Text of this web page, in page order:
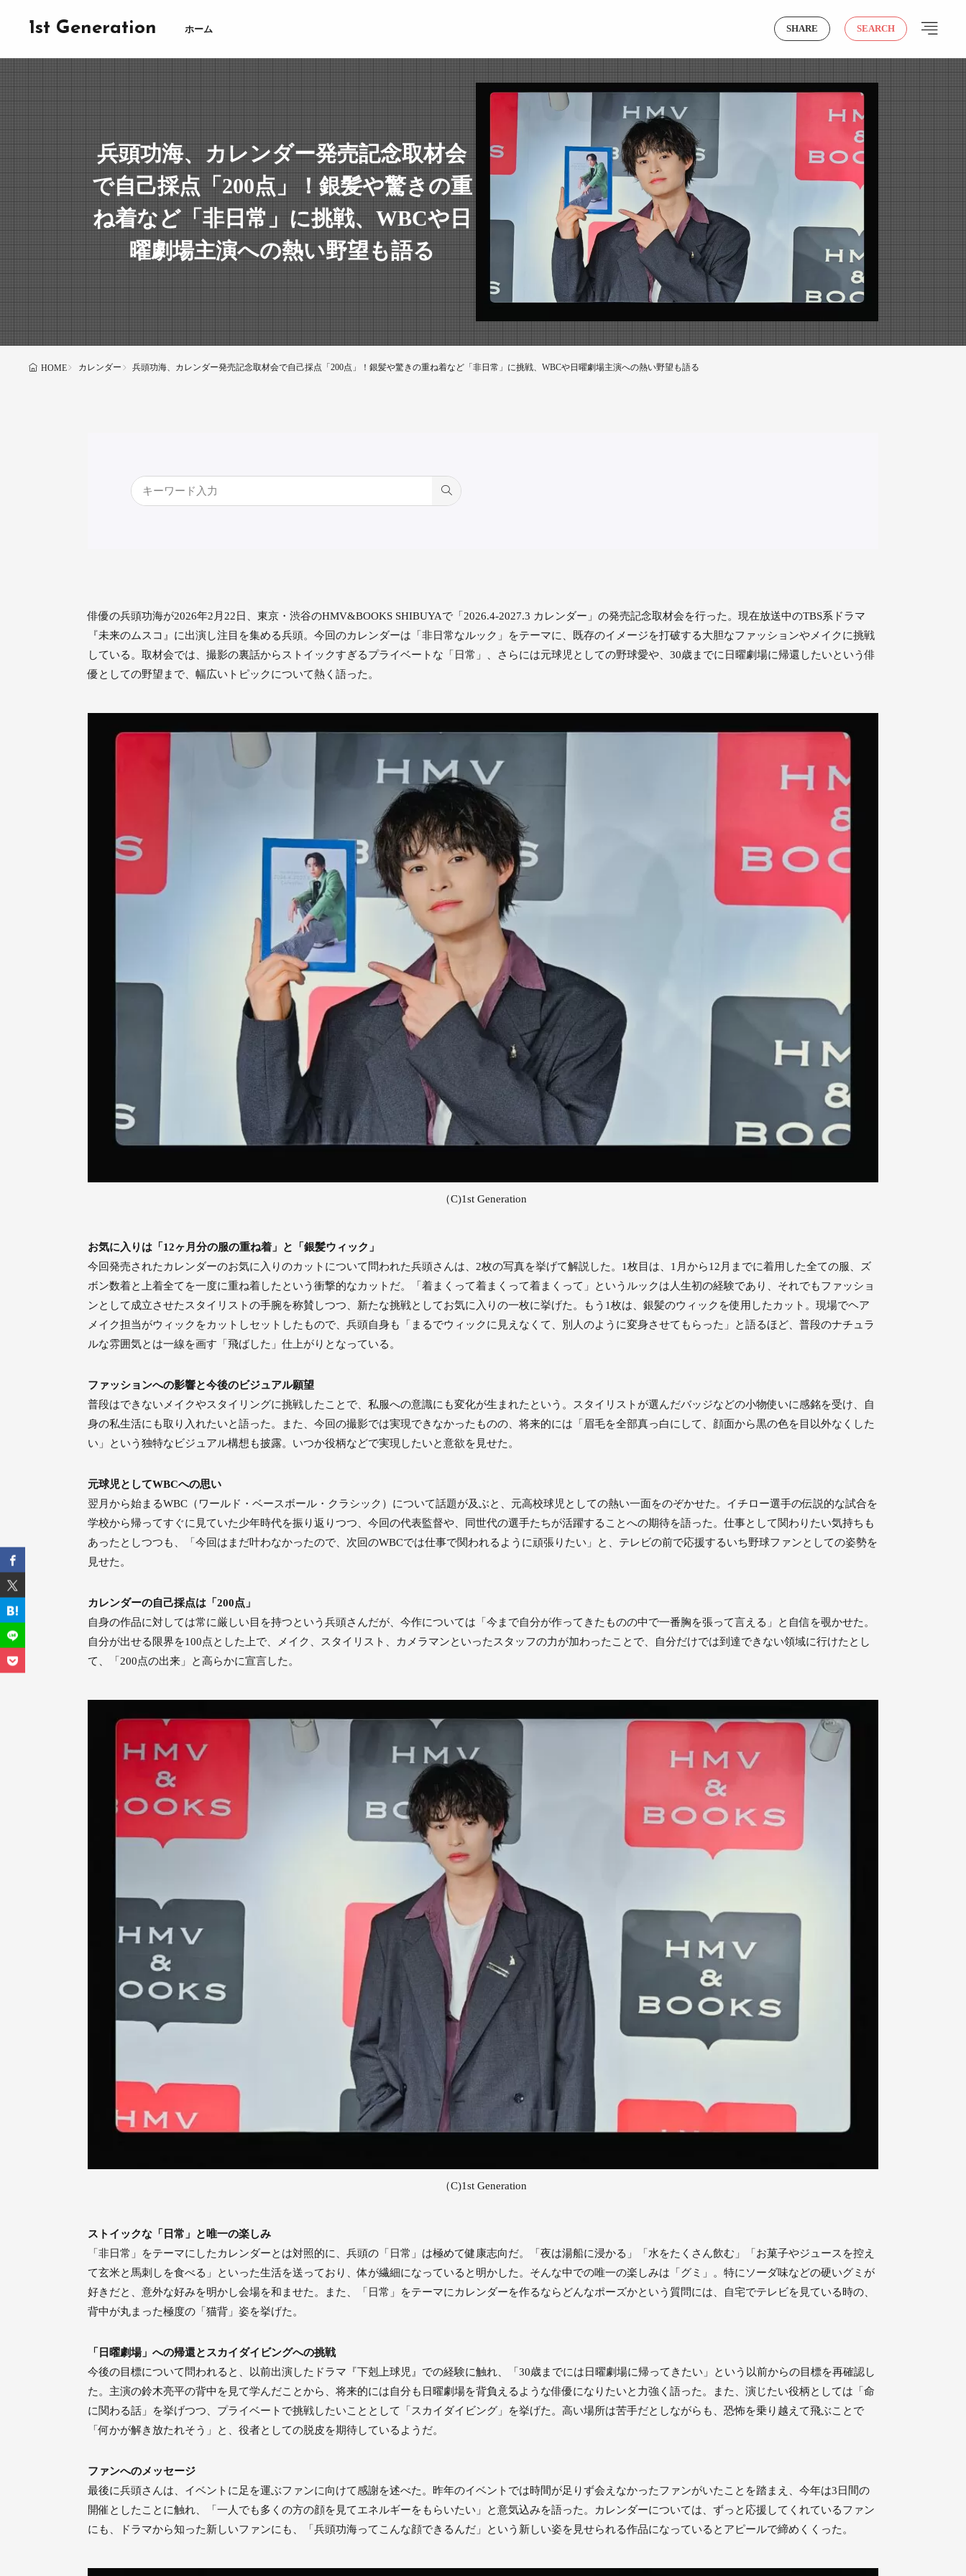
1st Generation ホーム SHARE SEARCH
兵頭功海、カレンダー発売記念取材会
で自己採点「200点」！銀髪や驚きの重
ね着など「非日常」に挑戦、WBCや日
曜劇場主演への熱い野望も語る
HOME カレンダー 兵頭功海、カレンダー発売記念取材会で自己採点「200点」！銀髪や驚きの重ね着など「非日常」に挑戦、WBCや日曜劇場主演への熱い野望も語る
俳優の兵頭功海が2026年2月22日、東京・渋谷のHMV&BOOKS SHIBUYAで「2026.4-2027.3 カレンダー」の発売記念取材会を行った。現在放送中のTBS系ドラマ
『未来のムスコ』に出演し注目を集める兵頭。今回のカレンダーは「非日常なルック」をテーマに、既存のイメージを打破する大胆なファッションやメイクに挑戦
している。取材会では、撮影の裏話からストイックすぎるプライベートな「日常」、さらには元球児としての野球愛や、30歳までに日曜劇場に帰還したいという俳
優としての野望まで、幅広いトピックについて熱く語った。
（C)1st Generation
お気に入りは「12ヶ月分の服の重ね着」と「銀髪ウィック」
今回発売されたカレンダーのお気に入りのカットについて問われた兵頭さんは、2枚の写真を挙げて解説した。1枚目は、1月から12月までに着用した全ての服、ズ
ボン数着と上着全てを一度に重ね着したという衝撃的なカットだ。「着まくって着まくって着まくって」というルックは人生初の経験であり、それでもファッショ
ンとして成立させたスタイリストの手腕を称賛しつつ、新たな挑戦としてお気に入りの一枚に挙げた。もう1枚は、銀髪のウィックを使用したカット。現場でヘア
メイク担当がウィックをカットしセットしたもので、兵頭自身も「まるでウィックに見えなくて、別人のように変身させてもらった」と語るほど、普段のナチュラ
ルな雰囲気とは一線を画す「飛ばした」仕上がりとなっている。
ファッションへの影響と今後のビジュアル願望
普段はできないメイクやスタイリングに挑戦したことで、私服への意識にも変化が生まれたという。スタイリストが選んだバッジなどの小物使いに感銘を受け、自
身の私生活にも取り入れたいと語った。また、今回の撮影では実現できなかったものの、将来的には「眉毛を全部真っ白にして、顔面から黒の色を目以外なくした
い」という独特なビジュアル構想も披露。いつか役柄などで実現したいと意欲を見せた。
元球児としてWBCへの思い
翌月から始まるWBC（ワールド・ベースボール・クラシック）について話題が及ぶと、元高校球児としての熱い一面をのぞかせた。イチロー選手の伝説的な試合を
学校から帰ってすぐに見ていた少年時代を振り返りつつ、今回の代表監督や、同世代の選手たちが活躍することへの期待を語った。仕事として関わりたい気持ちも
あったとしつつも、「今回はまだ叶わなかったので、次回のWBCでは仕事で関われるように頑張りたい」と、テレビの前で応援するいち野球ファンとしての姿勢を
見せた。
カレンダーの自己採点は「200点」
自身の作品に対しては常に厳しい目を持つという兵頭さんだが、今作については「今まで自分が作ってきたものの中で一番胸を張って言える」と自信を覗かせた。
自分が出せる限界を100点とした上で、メイク、スタイリスト、カメラマンといったスタッフの力が加わったことで、自分だけでは到達できない領域に行けたとし
て、「200点の出来」と高らかに宣言した。
（C)1st Generation
ストイックな「日常」と唯一の楽しみ
「非日常」をテーマにしたカレンダーとは対照的に、兵頭の「日常」は極めて健康志向だ。「夜は湯船に浸かる」「水をたくさん飲む」「お菓子やジュースを控え
て玄米と馬刺しを食べる」といった生活を送っており、体が繊細になっていると明かした。そんな中での唯一の楽しみは「グミ」。特にソーダ味などの硬いグミが
好きだと、意外な好みを明かし会場を和ませた。また、「日常」をテーマにカレンダーを作るならどんなポーズかという質問には、自宅でテレビを見ている時の、
背中が丸まった極度の「猫背」姿を挙げた。
「日曜劇場」への帰還とスカイダイビングへの挑戦
今後の目標について問われると、以前出演したドラマ『下剋上球児』での経験に触れ、「30歳までには日曜劇場に帰ってきたい」という以前からの目標を再確認し
た。主演の鈴木亮平の背中を見て学んだことから、将来的には自分も日曜劇場を背負えるような俳優になりたいと力強く語った。また、演じたい役柄としては「命
に関わる話」を挙げつつ、プライベートで挑戦したいこととして「スカイダイビング」を挙げた。高い場所は苦手だとしながらも、恐怖を乗り越えて飛ぶことで
「何かが解き放たれそう」と、役者としての脱皮を期待しているようだ。
ファンへのメッセージ
最後に兵頭さんは、イベントに足を運ぶファンに向けて感謝を述べた。昨年のイベントでは時間が足りず会えなかったファンがいたことを踏まえ、今年は3日間の
開催としたことに触れ、「一人でも多くの方の顔を見てエネルギーをもらいたい」と意気込みを語った。カレンダーについては、ずっと応援してくれているファン
にも、ドラマから知った新しいファンにも、「兵頭功海ってこんな顔できるんだ」という新しい姿を見せられる作品になっているとアピールで締めくくった。